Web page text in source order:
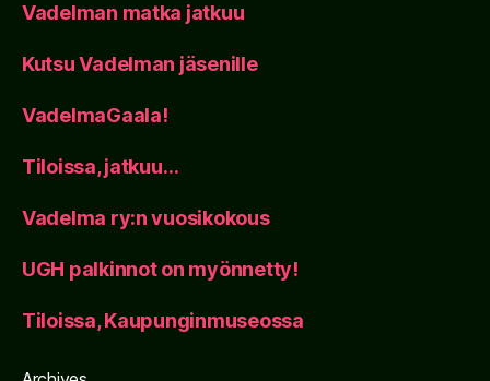
Vadelman matka jatkuu
Kutsu Vadelman jäsenille
VadelmaGaala!
Tiloissa, jatkuu…
Vadelma ry:n vuosikokous
UGH palkinnot on myönnetty!
Tiloissa, Kaupunginmuseossa